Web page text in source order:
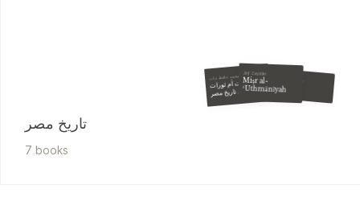
تاريخ مصر
7 books
Jirjī Zaydān
Miṣr al-
ʻUthmānīyah
محمد حافظ دياب
انتفاضات أم ثورات
فى تاريخ مصر
الحديث
خالد محيي الدين
والان اتكلم